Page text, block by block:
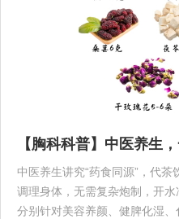
【胸科科普】中医养生
中医养生讲究“药食同源”，代
调理身体，无需复杂炮制，开
分别针对美容养颜、健脾化湿、